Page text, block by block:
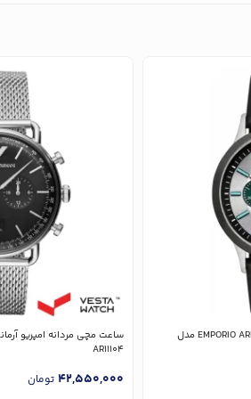
ساعت مچی مردانه امپریو آرمانی EMPORIO ARMANI مدل
AR11104
42,550,000 تومان